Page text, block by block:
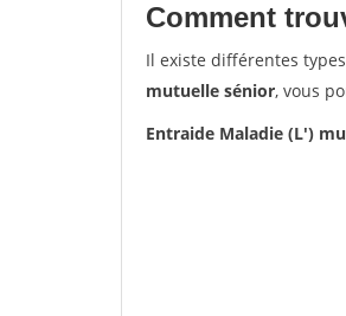
Comment
Il existe différentes
mutuelle sénior, vous
Entraide Maladie (L')